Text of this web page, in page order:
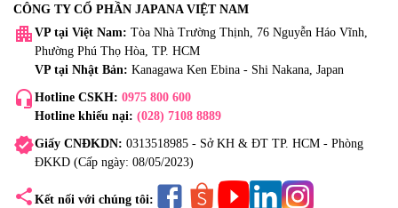
CÔNG TY CỔ PHẦN JAPANA VIỆT NAM
apartment VP tại Việt Nam: Tòa Nhà Trường Thịnh, 76 Nguyễn Háo Vĩnh,
Phường Phú Thọ Hòa, TP. HCM
VP tại Nhật Bản: Kanagawa Ken Ebina - Shi Nakana, Japan
headset_mic Hotline CSKH: 0975 800 600
Hotline khiếu nại: (028) 7108 8889
verifiedGiấy CNĐKDN: 0313518985 - Sở KH & ĐT TP. HCM - Phòng
ĐKKD (Cấp ngày: 08/05/2023)
share Kết nối với chúng tôi: